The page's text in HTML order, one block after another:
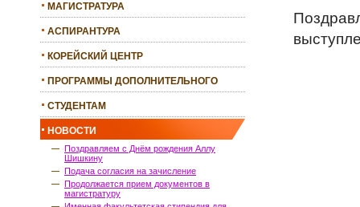
МАГИСТРАТУРА
АСПИРАНТУРА
КОРЕЙСКИЙ ЦЕНТР
ПРОГРАММЫ ДОПОЛНИТЕЛЬНОГО
СТУДЕНТАМ
НОВОСТИ
Поздравляем с Днём рождения Аллу
Шишкину
Подача согласия на зачисление
Продолжается прием документов в
магистратуру